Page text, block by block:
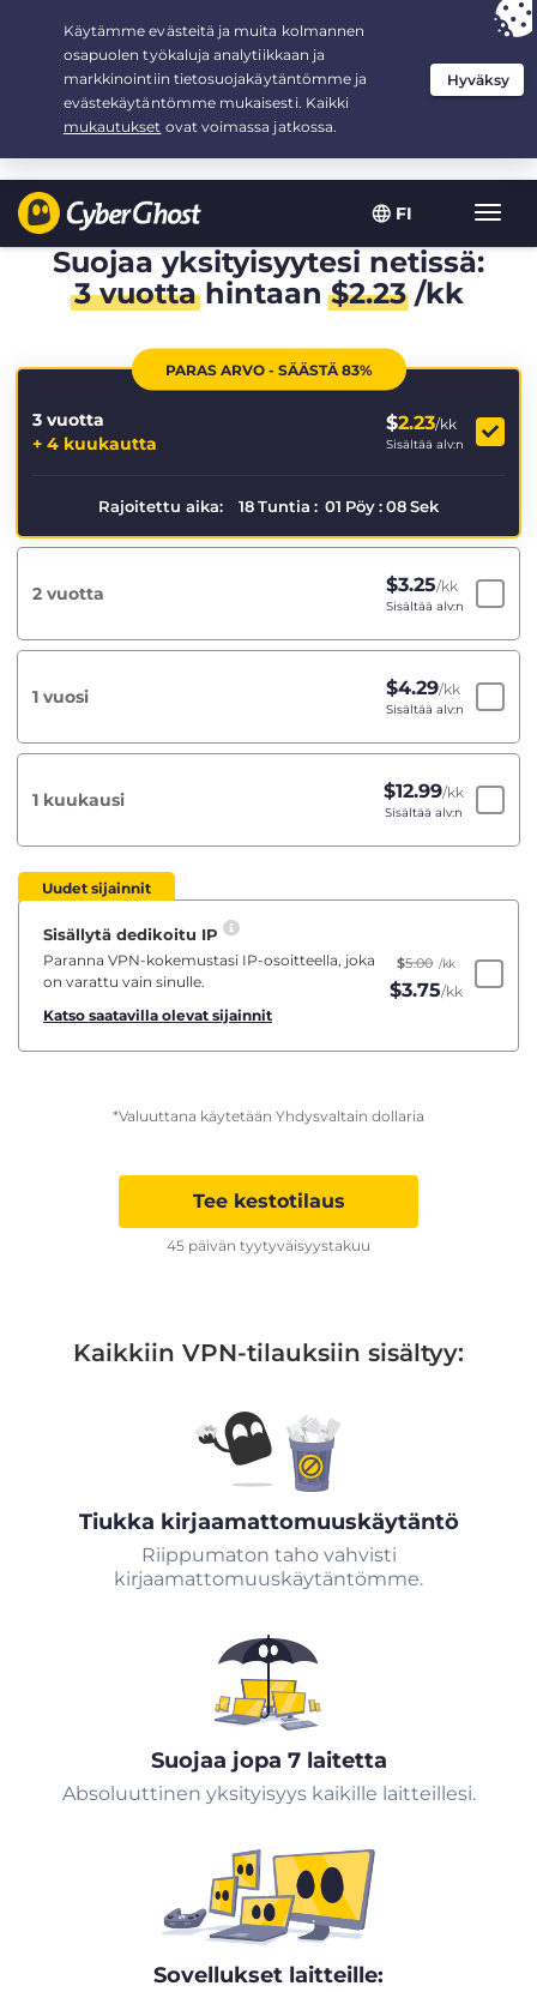
FI
Your choice:The Best Deal for 3.3333333333333-years at $
/month
Suojaa yksityisyytesi netissä:
3 vuottahintaan$2.23/kk
PARAS ARVO - SÄÄSTÄ 83%
3 vuotta
+ 4 kuukautta
$2.23/kk
Sisältää alv:n
Rajoitettu aika: 18Tuntia : 01 Pöy:08Sek
2 vuotta $3.25/kk
Sisältää alv:n
1 vuosi $4.29/kk
Sisältää alv:n
1 kuukausi $12.99/kk
Sisältää alv:n
Uudet sijainnit
Sisällytä dedikoitu IP
Paranna VPN-kokemustasi IP-osoitteella, joka
on varattu vain sinulle.
Katso saatavilla olevat sijainnit
$5.00 /kk
$3.75/kk
*Valuuttana käytetään Yhdysvaltain dollaria
Tee kestotilaus
45 päivän tyytyväisyystakuu
Kaikkiin VPN-tilauksiin sisältyy:
Tiukka kirjaamattomuuskäytäntö
Riippumaton taho vahvisti
kirjaamattomuuskäytäntömme.
Suojaa jopa 7 laitetta
Absoluuttinen yksityisyys kaikille laitteillesi.
Sovellukset laitteille: